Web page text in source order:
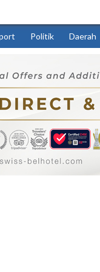
Politik Daerah